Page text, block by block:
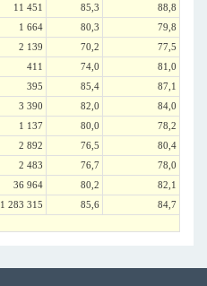
11 451 85,3
88,8
1 664 80,3
79,8
2 139 70,2
77,5
411 74,0
81,0
395 85,4
87,1
3 390 82,0
84,0
1 137 80,0
78,2
2 892 76,5
80,4
2 483 76,7
78,0
36 964 80,2
82,1
1 283 315 85,6 84,7